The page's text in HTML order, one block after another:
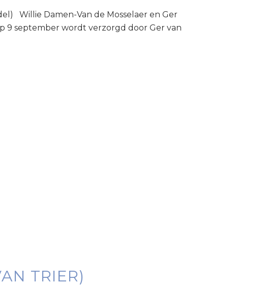
Willie Damen-Van de Mosselaer en Ger
9 september wordt verzorgd door Ger van
TRIER)